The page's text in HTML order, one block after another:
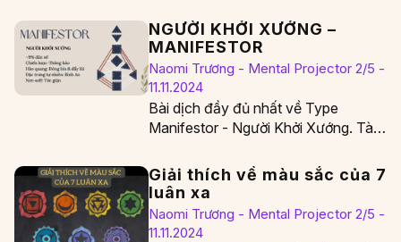
NGƯỜI KHỞI XƯỚNG –
MANIFESTOR
Naomi Trương - Mental Projector 2/5 -
11.11.2024
Bài dịch đầy đủ nhất về Type
Manifestor - Người Khởi Xướng. Tài
Definitive…
Giải thích về màu sắc của 7
luân xa
Naomi Trương - Mental Projector 2/5 -
11.11.2024